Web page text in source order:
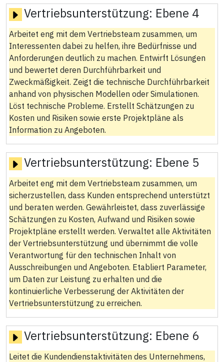
Vertriebsunterstützung: Ebene 4
Arbeitet eng mit dem Vertriebsteam zusammen, um
Interessenten dabei zu helfen, ihre Bedürfnisse und
Anforderungen deutlich zu machen. Entwirft Lösungen
und bewertet deren Durchführbarkeit und
Zweckmäßigkeit. Zeigt die technische Durchführbarkeit
anhand von physischen Modellen oder Simulationen.
Löst technische Probleme. Erstellt Schätzungen zu
Kosten und Risiken sowie erste Projektpläne als
Information zu Angeboten.
Vertriebsunterstützung: Ebene 5
Arbeitet eng mit dem Vertriebsteam zusammen, um
sicherzustellen, dass Kunden entsprechend unterstützt
und beraten werden. Gewährleistet, dass zuverlässige
Schätzungen zu Kosten, Aufwand und Risiken sowie
Projektpläne erstellt werden. Verwaltet alle Aktivitäten
der Vertriebsunterstützung und übernimmt die volle
Verantwortung für den technischen Inhalt von
Ausschreibungen und Angeboten. Etabliert Parameter,
um Daten zur Leistung zu erhalten und die
kontinuierliche Verbesserung der Aktivitäten der
Vertriebsunterstützung zu erreichen.
Vertriebsunterstützung: Ebene 6
Leitet die Kundendienstaktivitäten des Unternehmens,